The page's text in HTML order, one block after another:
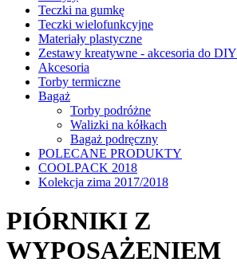
Teczki na gumkę
Teczki wielofunkcyjne
Materiały plastyczne
Zestawy kreatywne - akcesoria do DIY
Akcesoria
Torby termiczne
Bagaż
Torby podróżne
Walizki na kółkach
Bagaż podręczny
POLECANE PRODUKTY
COOLPACK 2018
Kolekcja zima 2017/2018
PIÓRNIKI Z
WYPOSAŻENIEM